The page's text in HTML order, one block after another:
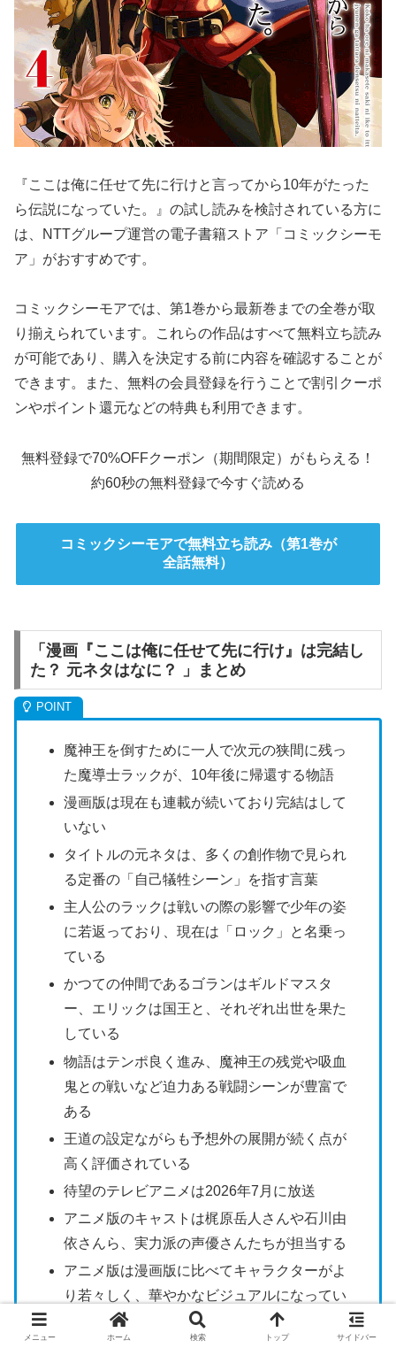
『ここは俺に任せて先に行けと言ってから10年がたった
ら伝説になっていた。』の試し読みを検討されている方に
は、NTTグループ運営の電子書籍ストア「コミックシーモ
ア」がおすすめです。
コミックシーモアでは、第1巻から最新巻までの全巻が取
り揃えられています。これらの作品はすべて無料立ち読み
が可能であり、購入を決定する前に内容を確認することが
できます。また、無料の会員登録を行うことで割引クーポ
ンやポイント還元などの特典も利用できます。
無料登録で70%OFFクーポン（期間限定）がもらえる！
約60秒の無料登録で今すぐ読める
コミックシーモアで無料立ち読み（第1巻が
全話無料）
「漫画『ここは俺に任せて先に行け』は完結し
た？ 元ネタはなに？ 」まとめ
魔神王を倒すために一人で次元の狭間に残っ
た魔導士ラックが、10年後に帰還する物語
漫画版は現在も連載が続いており完結はして
いない
タイトルの元ネタは、多くの創作物で見られ
る定番の「自己犠牲シーン」を指す言葉
主人公のラックは戦いの際の影響で少年の姿
に若返っており、現在は「ロック」と名乗っ
ている
かつての仲間であるゴランはギルドマスタ
ー、エリックは国王と、それぞれ出世を果た
している
物語はテンポ良く進み、魔神王の残党や吸血
鬼との戦いなど迫力ある戦闘シーンが豊富で
ある
王道の設定ながらも予想外の展開が続く点が
高く評価されている
待望のテレビアニメは2026年7月に放送
アニメ版のキャストは梶原岳人さんや石川由
依さんら、実力派の声優さんたちが担当する
アニメ版は漫画版に比べてキャラクターがよ
り若々しく、華やかなビジュアルになってい
メニュー ホーム 検索 トップ サイドバー